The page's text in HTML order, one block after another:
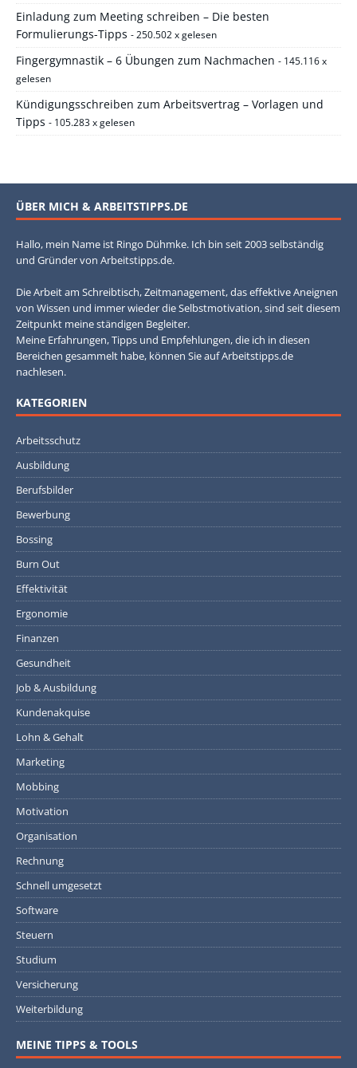
Einladung zum Meeting schreiben – Die besten
Formulierungs-Tipps - 250.502 x gelesen
Fingergymnastik – 6 Übungen zum Nachmachen - 145.116 x
gelesen
Kündigungsschreiben zum Arbeitsvertrag – Vorlagen und
Tipps - 105.283 x gelesen
ÜBER MICH & ARBEITSTIPPS.DE
Hallo, mein Name ist Ringo Dühmke. Ich bin seit 2003 selbständig
und Gründer von Arbeitstipps.de.
Die Arbeit am Schreibtisch, Zeitmanagement, das effektive Aneignen
von Wissen und immer wieder die Selbstmotivation, sind seit diesem
Zeitpunkt meine ständigen Begleiter.
Meine Erfahrungen, Tipps und Empfehlungen, die ich in diesen
Bereichen gesammelt habe, können Sie auf Arbeitstipps.de
nachlesen.
KATEGORIEN
Arbeitsschutz
Ausbildung
Berufsbilder
Bewerbung
Bossing
Burn Out
Effektivität
Ergonomie
Finanzen
Gesundheit
Job & Ausbildung
Kundenakquise
Lohn & Gehalt
Marketing
Mobbing
Motivation
Organisation
Rechnung
Schnell umgesetzt
Software
Steuern
Studium
Versicherung
Weiterbildung
MEINE TIPPS & TOOLS